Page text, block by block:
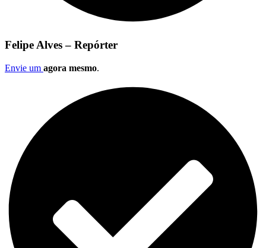
Felipe Alves – Repórter
Envie um agora mesmo.